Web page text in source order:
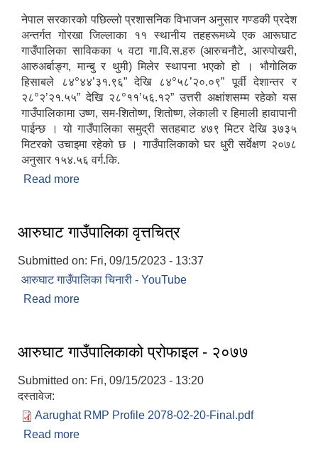
नेपाल सरकारको पछिल्लो प्रशासनिक विभाजन अनुसार गण्डकी प्रदेश
अन्तर्गत गोरखा जिल्लाका ११ स्थानीय तहहरूमध्ये एक आरूघाट
गाउँपालिका साविकका ५ वटा गा.वि.स.हरु (आरुचनौटे, आरुपोखरी,
आरुअर्बाङ्ग, मान्बु र थुमी) मिलेर स्थापना भएको हो । भौगोलिक
हिसाबले ८४०४४’३१.९६” देखि ८४०५८’२०.०९” पूर्वी देशान्तर र
२८०२’२१.५५” देखि २८०११’५६.१२” उत्तरी अक्षांशसम्म रहेको यस
गाउँपालिकामा उष्ण, सम-शितोष्ण, शितोष्ण, लेकाली र हिमाली हावापानी
पाईन्छ । यो गाउँपालिका समुद्री सतहबाट ४७९ मिटर देखि ३७३५
मिटरको उचाइमा रहेको छ । गाउँपालिकाको घर धुरी सर्वेक्षण २०७८
अनुसार १५४.५६ वर्ग.कि.
Read more
आरुघाट गाउँपालिका वृत्तचित्र
Submitted on: Fri, 09/15/2023 - 13:37
आरुघाट गाउँपालिका चिनारी - YouTube
Read more
आरुघाट गाउँपालिकाको प्रोफाइल - २०७७
Submitted on: Fri, 09/15/2023 - 13:20
दस्तावेज:
Aarughat RMP Profile 2078-02-20-Final.pdf
Read more